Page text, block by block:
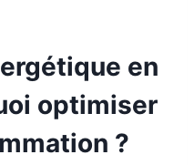
en
optimiser
?